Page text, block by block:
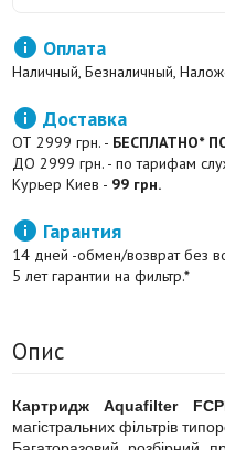
 Оплата
Наличный, Безналичный,
 Доставка
ОТ 2999 грн. - БЕСПЛАТНО*
ДО 2999 грн. - по тарифам
Курьер Киев - 99 грн.
 Гарантия
14 дней -обмен/возврат без
5 лет гарантии на фильтр.*
Опис
Картридж Aquafilter
магістральних фільтрів